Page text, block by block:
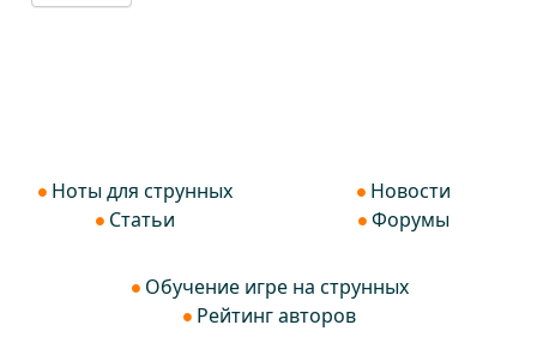
Ноты для струнных
Статьи
Новости
Форумы
Обучение игре на струнных
Рейтинг авторов